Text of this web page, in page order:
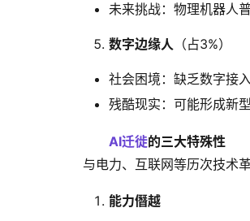
未来挑战：物理机器人
数字边缘人 ‌（占3%）
社会困境：缺乏数字接
残酷现实：可能形成新
AI迁徙的三大特殊性
与电力、互联网等历次技术
能力僭越